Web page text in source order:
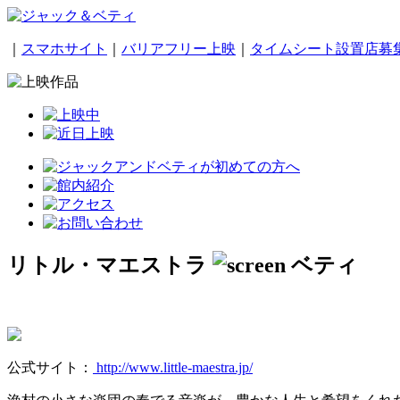
スマホサイト バリアフリー上映 タイムシート設置店募
リトル・マエストラ
公式サイト： http://www.little-maestra.jp/